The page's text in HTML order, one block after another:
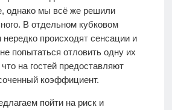
однако мы всё же решили
В отдельном кубковом
нередко происходят сенсации и
попытаться отловить одну их
на гостей предоставляют
коэффициент.
пойти на риск и